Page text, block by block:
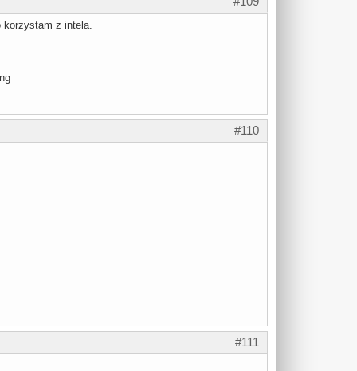
korzystam z intela.
#110
#111